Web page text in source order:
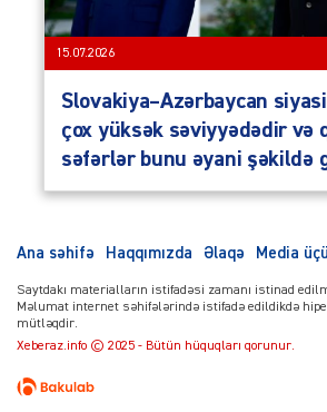
15.07.2026
Slovakiya–Azərbaycan
çox yüksək səviyyədədir və
səfərlər bunu əyani şəkildə
Ana səhifə Haqqımızda Əlaqə Media
Saytdakı materialların istifadəsi zamanı istinad
Məlumat internet səhifələrində istifadə edildikdə
mütləqdir.
Xeberaz.info © 2025 - Bütün hüquqları qorunur.